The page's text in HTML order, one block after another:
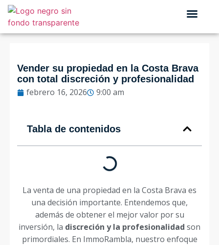
Vender su propiedad en la Costa Brava
con total discreción y profesionalidad
febrero 16, 2026
9:00 am
Tabla de contenidos
La venta de una propiedad en la Costa Brava es
una decisión importante. Entendemos que,
además de obtener el mejor valor por su
inversión, la discreción y la profesionalidad son
primordiales. En ImmoRambla, nuestro enfoque